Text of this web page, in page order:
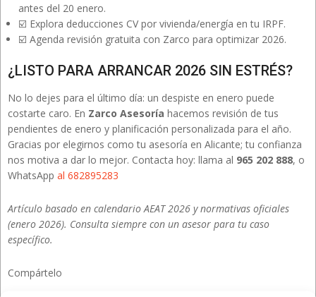
antes del 20 enero.
☑️ Explora deducciones CV por vivienda/energía en tu IRPF.
☑️ Agenda revisión gratuita con Zarco para optimizar 2026.
¿LISTO PARA ARRANCAR 2026 SIN ESTRÉS?
No lo dejes para el último día: un despiste en enero puede
costarte caro. En Zarco Asesoría hacemos revisión de tus
pendientes de enero y planificación personalizada para el año.
Gracias por elegirnos como tu asesoría en Alicante; tu confianza
nos motiva a dar lo mejor. Contacta hoy: llama al 965 202 888, o
WhatsApp al 682895283
Artículo basado en calendario AEAT 2026 y normativas oficiales
(enero 2026). Consulta siempre con un asesor para tu caso
específico.
Compártelo